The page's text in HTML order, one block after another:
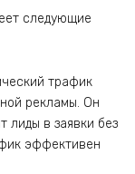
следующие
трафик
рекламы. Он
лиды в заявки без
эффективен